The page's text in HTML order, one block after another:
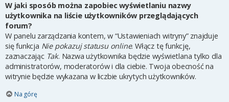
W jaki sposób można zapobiec wyświetlaniu nazwy
użytkownika na liście użytkowników przeglądających
forum?
W panelu zarządzania kontem, w “Ustawieniach witryny” znajduje
się funkcja Nie pokazuj statusu online. Włącz tę funkcję,
zaznaczając Tak. Nazwa użytkownika będzie wyświetlana tylko dla
administratorów, moderatorów i dla ciebie. Twoja obecność na
witrynie będzie wykazana w liczbie ukrytych użytkowników.
Na górę